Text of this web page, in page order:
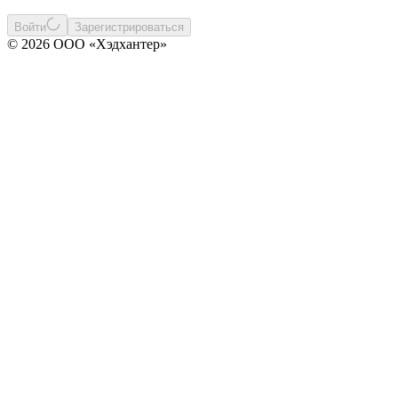
Войти Зарегистрироваться
© 2026 ООО «Хэдхантер»